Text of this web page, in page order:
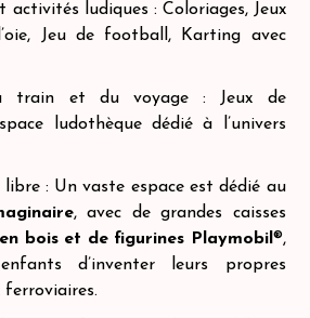
activités ludiques : Coloriages, Jeux
Jeu de football,
Karting avec
train et du voyage :
Jeux de
ludothèque dédié à l’univers
libre : Un vaste espace est dédié au
, avec de grandes caisses
bois et de figurines Playmobil ®,
d’inventer leurs propres
ferroviaires.